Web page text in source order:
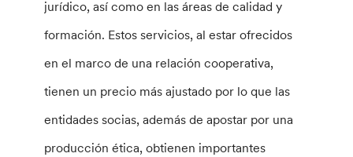
jurídico, así como en las áreas de calidad y
formación. Estos servicios, al estar ofrecidos
en el marco de una relación cooperativa,
tienen un precio más ajustado por lo que las
entidades socias, además de apostar por una
producción ética, obtienen importantes